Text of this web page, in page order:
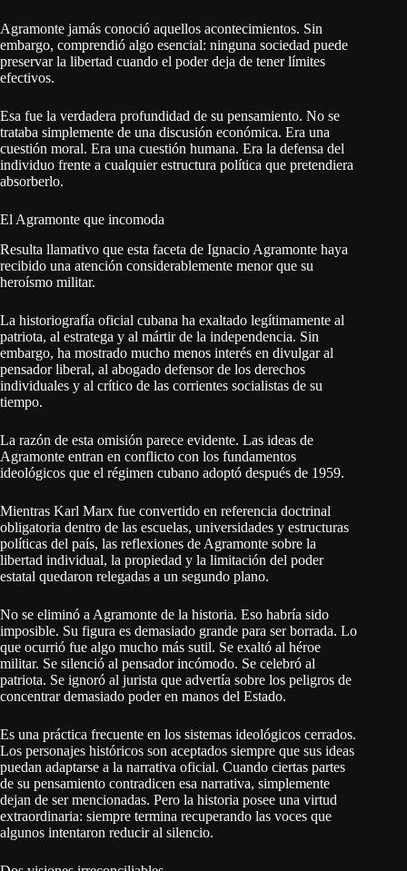
Agramonte jamás conoció aquellos acontecimientos. Sin
embargo, comprendió algo esencial: ninguna sociedad puede
preservar la libertad cuando el poder deja de tener límites
efectivos.
Esa fue la verdadera profundidad de su pensamiento. No se
trataba simplemente de una discusión económica. Era una
cuestión moral. Era una cuestión humana. Era la defensa del
individuo frente a cualquier estructura política que pretendiera
absorberlo.
El Agramonte que incomoda
Resulta llamativo que esta faceta de Ignacio Agramonte haya
recibido una atención considerablemente menor que su
heroísmo militar.
La historiografía oficial cubana ha exaltado legítimamente al
patriota, al estratega y al mártir de la independencia. Sin
embargo, ha mostrado mucho menos interés en divulgar al
pensador liberal, al abogado defensor de los derechos
individuales y al crítico de las corrientes socialistas de su
tiempo.
La razón de esta omisión parece evidente. Las ideas de
Agramonte entran en conflicto con los fundamentos
ideológicos que el régimen cubano adoptó después de 1959.
Mientras Karl Marx fue convertido en referencia doctrinal
obligatoria dentro de las escuelas, universidades y estructuras
políticas del país, las reflexiones de Agramonte sobre la
libertad individual, la propiedad y la limitación del poder
estatal quedaron relegadas a un segundo plano.
No se eliminó a Agramonte de la historia. Eso habría sido
imposible. Su figura es demasiado grande para ser borrada. Lo
que ocurrió fue algo mucho más sutil. Se exaltó al héroe
militar. Se silenció al pensador incómodo. Se celebró al
patriota. Se ignoró al jurista que advertía sobre los peligros de
concentrar demasiado poder en manos del Estado.
Es una práctica frecuente en los sistemas ideológicos cerrados.
Los personajes históricos son aceptados siempre que sus ideas
puedan adaptarse a la narrativa oficial. Cuando ciertas partes
de su pensamiento contradicen esa narrativa, simplemente
dejan de ser mencionadas. Pero la historia posee una virtud
extraordinaria: siempre termina recuperando las voces que
algunos intentaron reducir al silencio.